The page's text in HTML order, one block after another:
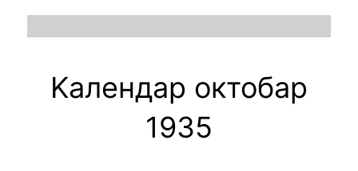
Kалендар октобар
1935